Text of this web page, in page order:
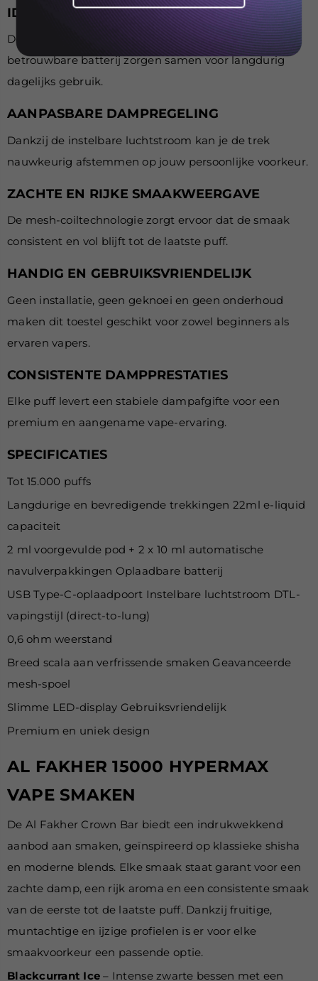
IDEAAL VOOR DAGELIJKS GEBRUIK
De hoge puffcapaciteit, royale hoeveelheid e-liquid en
betrouwbare batterij zorgen samen voor langdurig
dagelijks gebruik.
AANPASBARE DAMPREGELING
Dankzij de instelbare luchtstroom kan je de trek
nauwkeurig afstemmen op jouw persoonlijke voorkeur.
ZACHTE EN RIJKE SMAAKWEERGAVE
De mesh-coiltechnologie zorgt ervoor dat de smaak
consistent en vol blijft tot de laatste puff.
HANDIG EN GEBRUIKSVRIENDELIJK
Geen installatie, geen geknoei en geen onderhoud
maken dit toestel geschikt voor zowel beginners als
ervaren vapers.
CONSISTENTE DAMPPRESTATIES
Elke puff levert een stabiele dampafgifte voor een
premium en aangename vape-ervaring.
SPECIFICATIES
Tot 15.000 puffs
Langdurige en bevredigende trekkingen 22ml e-liquid
capaciteit
2 ml voorgevulde pod + 2 x 10 ml automatische
navulverpakkingen Oplaadbare batterij
USB Type-C-oplaadpoort Instelbare luchtstroom DTL-
vapingstijl (direct-to-lung)
0,6 ohm weerstand
Breed scala aan verfrissende smaken Geavanceerde
mesh-spoel
Slimme LED-display Gebruiksvriendelijk
Premium en uniek design
AL FAKHER 15000 HYPERMAX
VAPE SMAKEN
De Al Fakher Crown Bar biedt een indrukwekkend
aanbod aan smaken, geïnspireerd op klassieke shisha
en moderne blends. Elke smaak staat garant voor een
zachte damp, een rijk aroma en een consistente smaak
van de eerste tot de laatste puff. Dankzij fruitige,
muntachtige en ijzige profielen is er voor elke
smaakvoorkeur een passende optie.
Blackcurrant Ice – Intense zwarte bessen met een